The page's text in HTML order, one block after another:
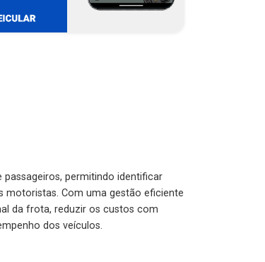
permitindo identificar
motoristas. Com uma gestão eficiente
da frota, reduzir os custos com
dos veículos.